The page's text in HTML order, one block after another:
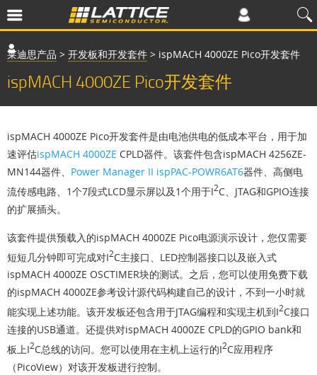
莱迪思产品 > 开发板和开发套件 > ispMACH 4000ZE Pico开发套件
ispMACH 4000ZE Pico开发套件
ispMACH 4000ZE Pico开发套件是由电池供电的低成本平台，用于加
速评估ispMACH 4000ZE CPLD器件。该套件包含ispMACH 4256ZE-
MN144器件、 Power Manager II ispPAC-POWR6AT6器件、高侧电
流传感电路、1个7段式LCD显示屏以及1个用于I2C、JTAG和GPIO连接
的扩展插头。
该套件提供预载入的ispMACH 4000ZE Pico电源演示设计，您仅需要
短短几分钟即可完成对I2C主接口、LED控制器接口以及嵌入式
ispMACH 4000ZE OSCTIMER块的测试。之后，您可以使用免费下载
的ispMACH 4000ZE参考设计源代码构建自己的设计，不到一小时就
能实现上述功能。该开发板还包含用于JTAG编程和实现主机到I2C接口
连接的USB通道。还提供对ispMACH 4000ZE CPLD的GPIO bank和
板上I2C总线的访问。您可以使用在主机上运行的I2C应用程序
（PicoView）对该开发板进行控制。